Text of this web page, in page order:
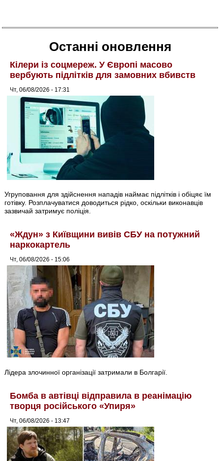
Останні оновлення
Кілери із соцмереж. У Європі масово
вербують підлітків для замовних вбивств
Чт, 06/08/2026 - 17:31
Угруповання для здійснення нападів наймає підлітків і обіцяє їм
готівку. Розплачуватися доводиться рідко, оскільки виконавців
зазвичай затримує поліція.
«Ждун» з Київщини вивів СБУ на потужний
наркокартель
Чт, 06/08/2026 - 15:06
Лідера злочинної організації затримали в Болгарії.
Бомба в автівці відправила в реанімацію
творця російського «Упиря»
Чт, 06/08/2026 - 13:47